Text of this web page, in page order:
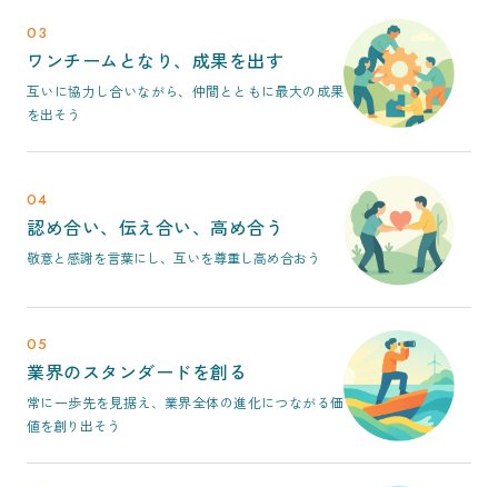
03
ワンチームとなり、成果を出す
互いに協力し合いながら、仲間とともに最大の成果
を出そう
04
認め合い、伝え合い、高め合う
敬意と感謝を言葉にし、互いを尊重し高め合おう
05
業界のスタンダードを創る
常に一歩先を見据え、業界全体の進化につながる価
値を創り出そう